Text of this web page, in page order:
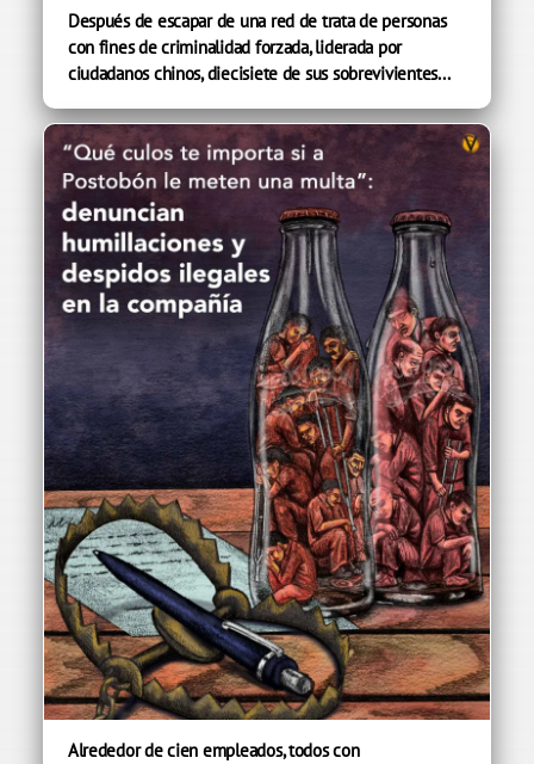
Después de escapar de una red de trata de personas
con fines de criminalidad forzada, liderada por
ciudadanos chinos, diecisiete de sus sobrevivientes...
Alrededor de cien empleados, todos con